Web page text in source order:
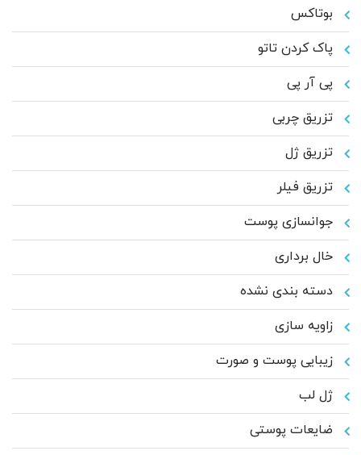
بوتاکس
پاک کردن تاتو
پی آر پی
تزریق چربی
تزریق ژل
تزریق فیلر
جوانسازی پوست
خال برداری
دسته بندی نشده
زاویه سازی
زیبایی پوست و صورت
ژل لب
ضایعات پوستی